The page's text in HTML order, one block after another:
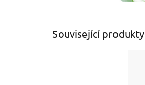
Související produkty